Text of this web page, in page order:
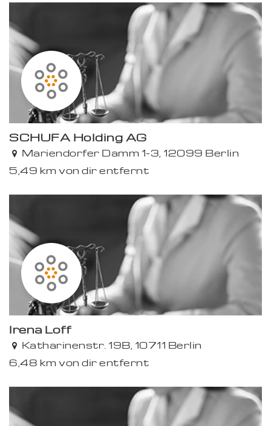
SCHUFA Holding AG
Mariendorfer Damm 1-3, 12099 Berlin
5,49 km von dir entfernt
Irena Loff
Katharinenstr. 19B, 10711 Berlin
6,48 km von dir entfernt